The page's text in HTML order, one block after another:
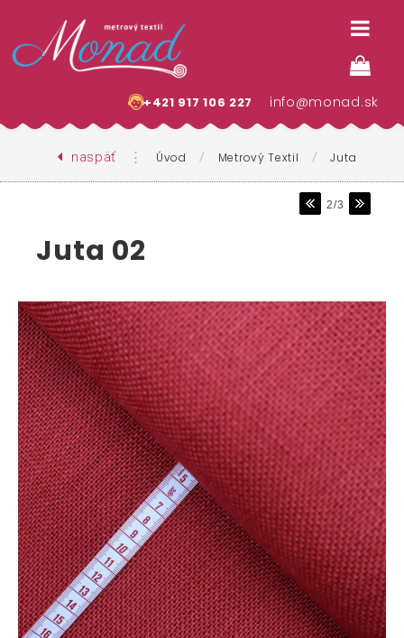
+421 917 106 227 info@monad.sk
naspäť ⋮ Úvod / Metrový Textil / Juta
2/3
Juta 02